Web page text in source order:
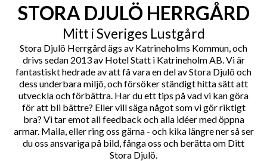
STORA DJULÖ HERRGÅRD
Mitt i Sveriges Lustgård
Stora Djulö Herrgård ägs av Katrineholms Kommun, och
drivs sedan 2013 av Hotel Statt i Katrineholm AB. Vi är
fantastiskt hedrade av att få vara en del av Stora Djulö och
dess underbara miljö, och försöker ständigt hitta sätt att
utveckla och förbättra. Har du ett tips på vad vi kan göra
för att bli bättre? Eller vill säga något som vi gör riktigt
bra? Vi tar emot all feedback och alla idéer med öppna
armar. Maila, eller ring oss gärna - och kika längre ner så ser
du oss ansvariga på bild, fånga oss och berätta om Ditt
Stora Djulö.